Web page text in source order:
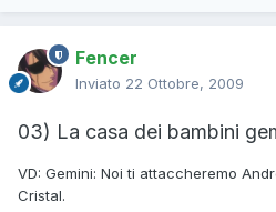
Fencer
Inviato 22 Ottobre, 2009
03) La casa dei bambini
VD: Gemini: Noi ti attaccheremo
Cristal.